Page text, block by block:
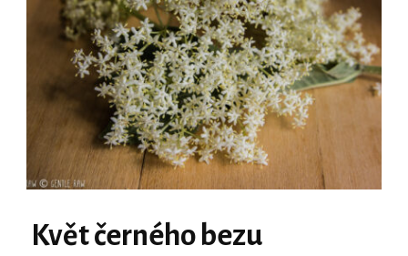
Květ černého bezu